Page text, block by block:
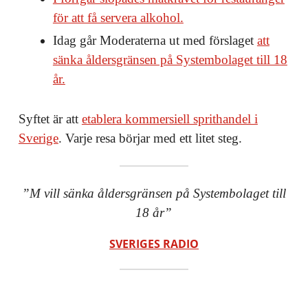
för att få servera alkohol.
Idag går Moderaterna ut med förslaget att
sänka åldersgränsen på Systembolaget till 18
år.
Syftet är att etablera kommersiell sprithandel i
Sverige. Varje resa börjar med ett litet steg.
”M vill sänka åldersgränsen på Systembolaget till
18 år”
SVERIGES RADIO